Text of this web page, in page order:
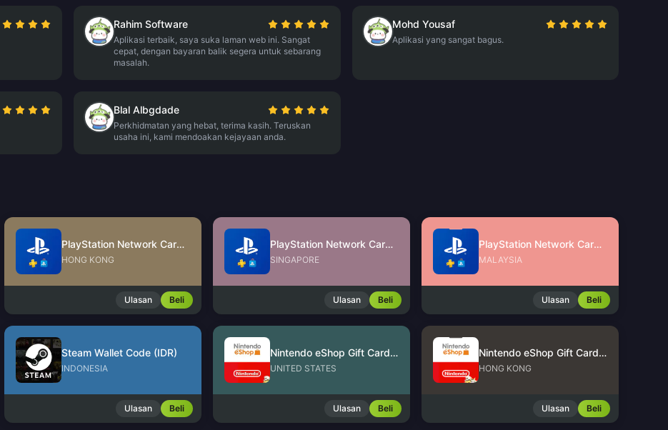
Rahim Software
Aplikasi terbaik, saya suka laman web ini. Sangat
cepat, dengan bayaran balik segera untuk sebarang
masalah.
Mohd Yousaf
Aplikasi yang sangat bagus.
Blal Albgdade
Perkhidmatan yang hebat, terima kasih. Teruskan
usaha ini, kami mendoakan kejayaan anda.
PlayStation Network Card (HK)
HONG KONG
Ulasan Beli
PlayStation Network Card (SG)
SINGAPORE
Ulasan Beli
PlayStation Network Card (MY)
MALAYSIA
Ulasan Beli
Steam Wallet Code (IDR)
INDONESIA
Ulasan Beli
Nintendo eShop Gift Card (US)
UNITED STATES
Ulasan Beli
Nintendo eShop Gift Card (HK)
HONG KONG
Ulasan Beli